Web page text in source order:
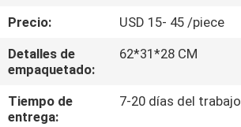
ÉNTRENOS
EN
CONTACTO
CON
Precio:
USD 15- 45 /piece
Detalles de
empaquetado:
62*31*28 CM
Tiempo de
entrega:
7-20 días del trabajo